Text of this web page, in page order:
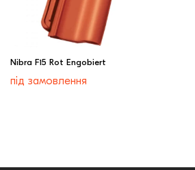
Nibra F15 Rot Engobiert
під замовлення